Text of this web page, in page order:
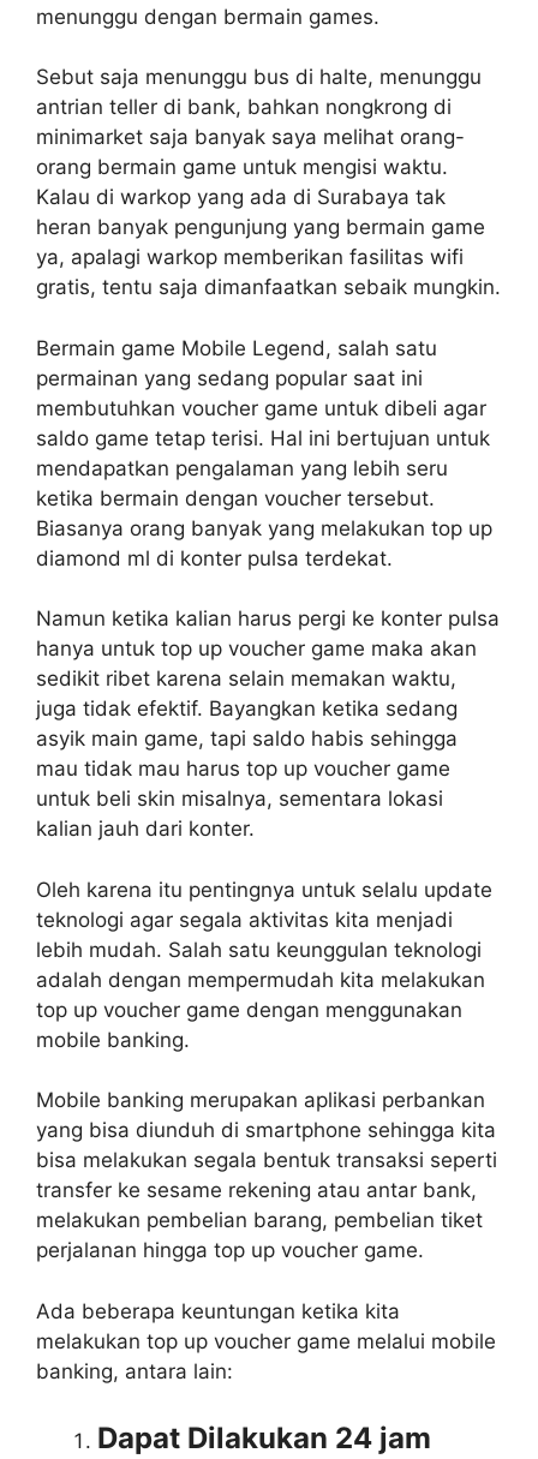
menunggu dengan bermain games.
Sebut saja menunggu bus di halte, menunggu
antrian teller di bank, bahkan nongkrong di
minimarket saja banyak saya melihat orang-
orang bermain game untuk mengisi waktu.
Kalau di warkop yang ada di Surabaya tak
heran banyak pengunjung yang bermain game
ya, apalagi warkop memberikan fasilitas wifi
gratis, tentu saja dimanfaatkan sebaik mungkin.
Bermain game Mobile Legend, salah satu
permainan yang sedang popular saat ini
membutuhkan voucher game untuk dibeli agar
saldo game tetap terisi. Hal ini bertujuan untuk
mendapatkan pengalaman yang lebih seru
ketika bermain dengan voucher tersebut.
Biasanya orang banyak yang melakukan top up
diamond ml di konter pulsa terdekat.
Namun ketika kalian harus pergi ke konter pulsa
hanya untuk top up voucher game maka akan
sedikit ribet karena selain memakan waktu,
juga tidak efektif. Bayangkan ketika sedang
asyik main game, tapi saldo habis sehingga
mau tidak mau harus top up voucher game
untuk beli skin misalnya, sementara lokasi
kalian jauh dari konter.
Oleh karena itu pentingnya untuk selalu update
teknologi agar segala aktivitas kita menjadi
lebih mudah. Salah satu keunggulan teknologi
adalah dengan mempermudah kita melakukan
top up voucher game dengan menggunakan
mobile banking.
Mobile banking merupakan aplikasi perbankan
yang bisa diunduh di smartphone sehingga kita
bisa melakukan segala bentuk transaksi seperti
transfer ke sesame rekening atau antar bank,
melakukan pembelian barang, pembelian tiket
perjalanan hingga top up voucher game.
Ada beberapa keuntungan ketika kita
melakukan top up voucher game melalui mobile
banking, antara lain:
Dapat Dilakukan 24 jam